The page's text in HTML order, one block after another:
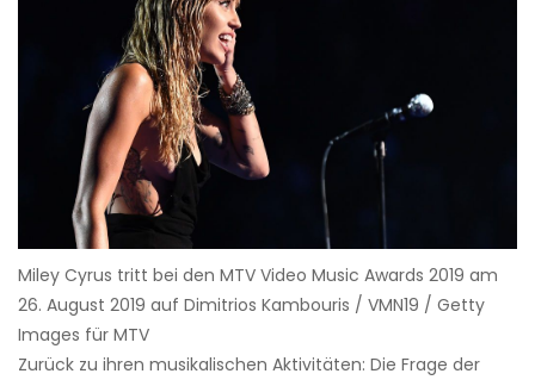
Miley Cyrus tritt bei den MTV Video Music Awards 2019 am
26. August 2019 auf Dimitrios Kambouris / VMN19 / Getty
Images für MTV
Zurück zu ihren musikalischen Aktivitäten: Die Frage der